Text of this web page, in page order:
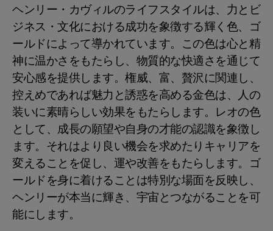
ヘンリー・カヴィルのライフスタイルは、力とビ
ジネス・文化における成功を象徴する輝く色、ゴ
ールドによって導かれています。この色は心と精
神に温かさをもたらし、物質的な快適さを通じて
安心感を提供します。権威、富、贅沢に関連し、
控えめであれば魅力と誘惑を高める金色は、人の
装いに素晴らしい効果をもたらします。レオの色
として、成長の願望や自身の才能の認識を象徴し
ます。それはより良い機会を求めたりキャリアを
変えることを促し、運や改善をもたらします。ゴ
ールドを身に着けることは特別な場面を反映し、
ヘンリーが本当に輝き、宇宙とつながることを可
能にします。